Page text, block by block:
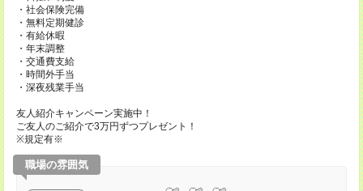
・社会保険完備
・無料定期健診
・有給休暇
・年末調整
・交通費支給
・時間外手当
・深夜残業手当
友人紹介キャンペーン実施中！
ご友人のご紹介で3万円ずつプレゼント！
※規定有※
職場の雰囲気